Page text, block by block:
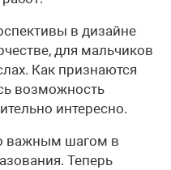
в дизайне
для мальчиков
Как признаются
возможность
интересно.
важным шагом в
Теперь